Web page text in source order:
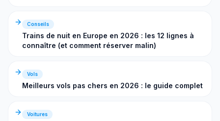
Conseils
Trains de nuit en Europe en 2026 : les 12 lignes à
connaître (et comment réserver malin)
Vols
Meilleurs vols pas chers en 2026 : le guide complet
Voitures